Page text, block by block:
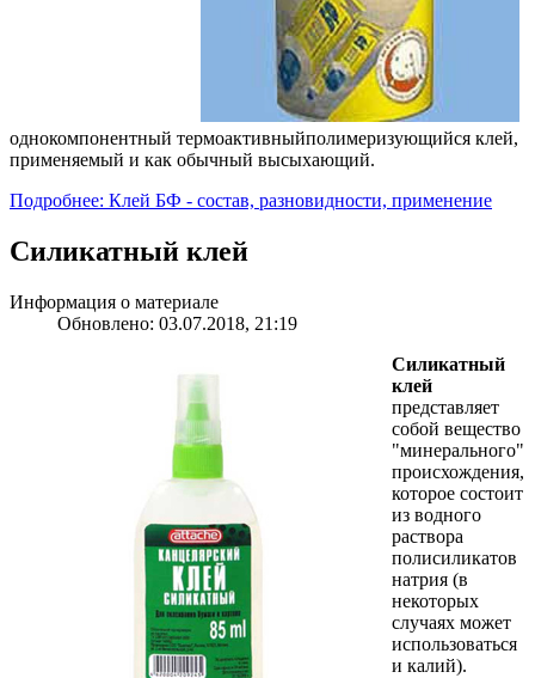
однокомпонентный термоактивныйполимеризующийся клей,
применяемый и как обычный высыхающий.
Подробнее: Клей БФ - состав, разновидности, применение
Силикатный клей
Информация о материале
Обновлено: 03.07.2018, 21:19
Cиликатный
клей
представляет
собой вещество
"минерального"
происхождения,
которое состоит
из водного
раствора
полисиликатов
натрия (в
некоторых
случаях может
использоваться
и калий).